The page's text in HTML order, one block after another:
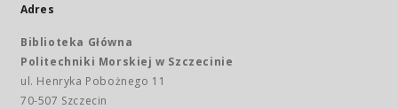
Adres
Biblioteka Główna
Politechniki Morskiej w Szczecinie
ul. Henryka Pobożnego 11
70-507 Szczecin